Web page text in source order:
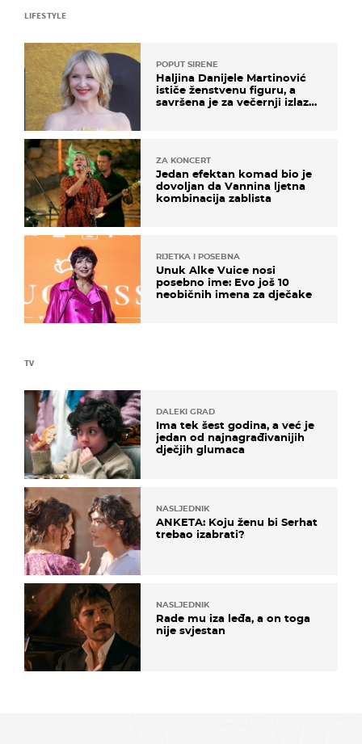
TV
DALEKI GRAD
Ima tek šest godina, a već je
jedan od najnagrađivanijih
dječjih glumaca
NASLJEDNIK
ANKETA: Koju ženu bi Serhat
trebao izabrati?
NASLJEDNIK
Rade mu iza leđa, a on toga
nije svjestan
LIFESTYLE
POPUT SIRENE
Haljina Danijele Martinović
ističe ženstvenu figuru, a
savršena je za večernji izlazak
ZA KONCERT
Jedan efektan komad bio je
dovoljan da Vannina ljetna
kombinacija zablista
RIJETKA I POSEBNA
Unuk Alke Vuice nosi
posebno ime: Evo još 10
neobičnih imena za dječake